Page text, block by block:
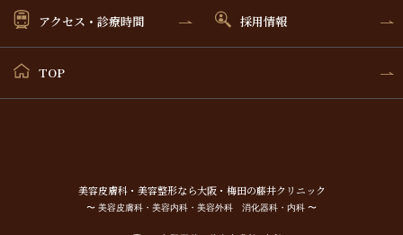
アクセス・診療時間 採用情報
TOP
美容⽪膚科・美容整形なら⼤阪・梅⽥の藤井クリニック
〜 美容皮膚科・美容内科・美容外科 消化器科・内科 〜